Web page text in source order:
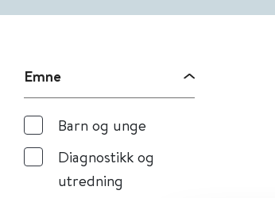
Emne
Barn og unge
Diagnostikk og
utredning